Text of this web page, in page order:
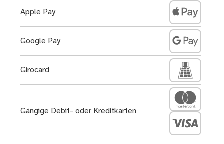
Apple Pay
Google Pay
Girocard
Gängige Debit- oder Kreditkarten